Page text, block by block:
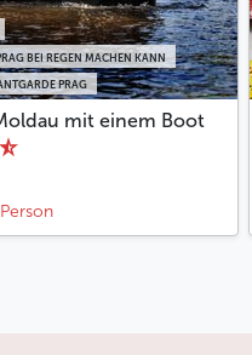
PRAG
BEI REGEN MACHEN KANN
mit einem Boot